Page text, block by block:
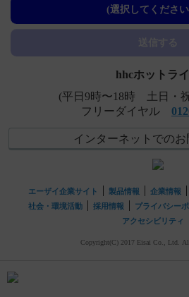
いて教えてください。(選択してくださ
hhcホットラ
(平日9時〜18時 土日・
フリーダイヤル
インターネットでの
エーザイ企業サイト 製品情報 企業情報
社会・環境活動
採用情報 プライバシー
アクセシビリティ
Copyright(C) 2017 Eisai Co., Ltd.